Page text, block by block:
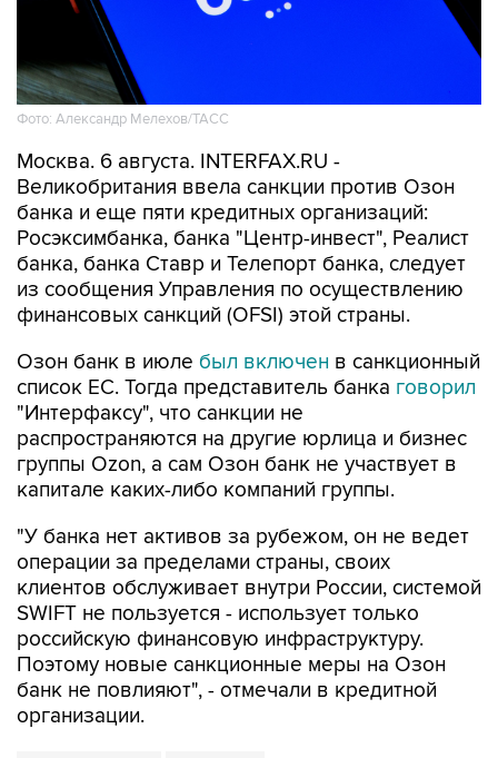
Фото: Александр Мелехов/ТАСС
Москва. 6 августа. INTERFAX.RU -
Великобритания ввела санкции против Озон
банка и еще пяти кредитных организаций:
Росэксимбанка, банка "Центр-инвест", Реалист
банка, банка Ставр и Телепорт банка, следует
из сообщения Управления по осуществлению
финансовых санкций (OFSI) этой страны.
Озон банк в июле был включен в санкционный
список ЕС. Тогда представитель банка говорил
"Интерфаксу", что санкции не
распространяются на другие юрлица и бизнес
группы Ozon, а сам Озон банк не участвует в
капитале каких-либо компаний группы.
"У банка нет активов за рубежом, он не ведет
операции за пределами страны, своих
клиентов обслуживает внутри России, системой
SWIFT не пользуется - использует только
российскую финансовую инфраструктуру.
Поэтому новые санкционные меры на Озон
банк не повлияют", - отмечали в кредитной
организации.